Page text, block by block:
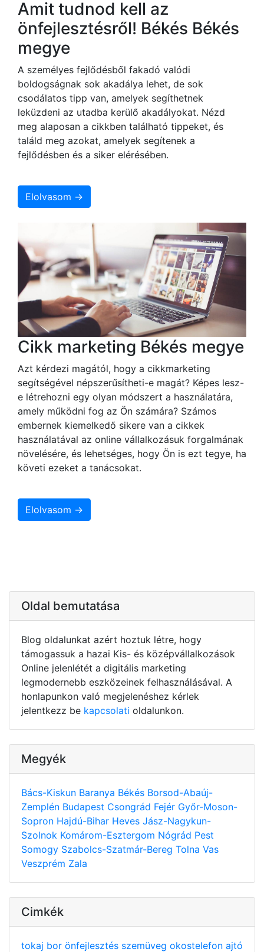
Amit tudnod kell az
önfejlesztésről! Békés Békés
megye
A személyes fejlődésből fakadó valódi
boldogságnak sok akadálya lehet, de sok
csodálatos tipp van, amelyek segíthetnek
leküzdeni az utadba kerülő akadályokat. Nézd
meg alaposan a cikkben található tippeket, és
találd meg azokat, amelyek segítenek a
fejlődésben és a siker elérésében.
Elolvasom →
Cikk marketing Békés megye
Azt kérdezi magától, hogy a cikkmarketing
segítségével népszerűsítheti-e magát? Képes lesz-
e létrehozni egy olyan módszert a használatára,
amely működni fog az Ön számára? Számos
embernek kiemelkedő sikere van a cikkek
használatával az online vállalkozásuk forgalmának
növelésére, és lehetséges, hogy Ön is ezt tegye, ha
követi ezeket a tanácsokat.
Elolvasom →
Oldal bemutatása
Blog oldalunkat azért hoztuk létre, hogy
támogassuk a hazai Kis- és középvállalkozások
Online jelenlétét a digitális marketing
legmodernebb eszközeinek felhasználásával. A
honlapunkon való megjelenéshez kérlek
jelentkezz be kapcsolati oldalunkon.
Megyék
Bács-Kiskun Baranya Békés Borsod-Abaúj-
Zemplén Budapest Csongrád Fejér Győr-Moson-
Sopron Hajdú-Bihar Heves Jász-Nagykun-
Szolnok Komárom-Esztergom Nógrád Pest
Somogy Szabolcs-Szatmár-Bereg Tolna Vas
Veszprém Zala
Cimkék
tokaj bor önfejlesztés szemüveg okostelefon ajtó